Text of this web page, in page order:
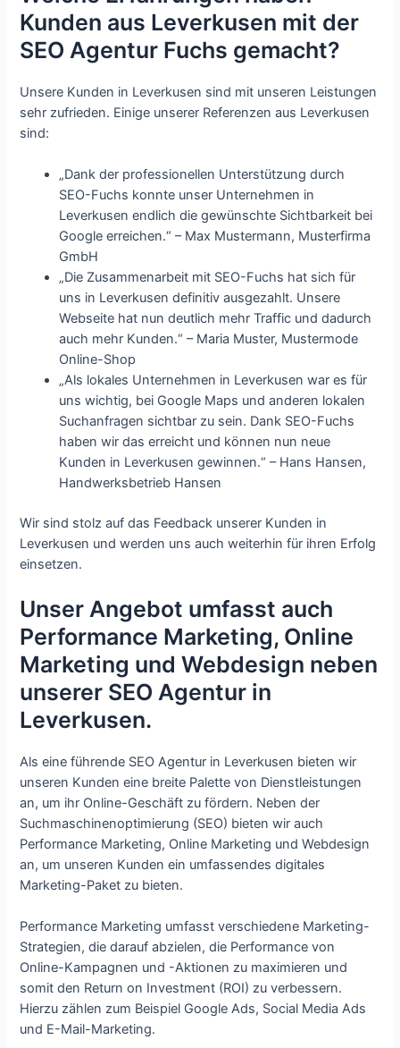
Kunden aus Leverkusen mit der
SEO Agentur Fuchs gemacht?
Unsere Kunden in Leverkusen sind mit unseren Leistungen
sehr zufrieden. Einige unserer Referenzen aus Leverkusen
sind:
„Dank der professionellen Unterstützung durch
SEO-Fuchs konnte unser Unternehmen in
Leverkusen endlich die gewünschte Sichtbarkeit bei
Google erreichen.“ – Max Mustermann, Musterfirma
GmbH
„Die Zusammenarbeit mit SEO-Fuchs hat sich für
uns in Leverkusen definitiv ausgezahlt. Unsere
Webseite hat nun deutlich mehr Traffic und dadurch
auch mehr Kunden.“ – Maria Muster, Mustermode
Online-Shop
„Als lokales Unternehmen in Leverkusen war es für
uns wichtig, bei Google Maps und anderen lokalen
Suchanfragen sichtbar zu sein. Dank SEO-Fuchs
haben wir das erreicht und können nun neue
Kunden in Leverkusen gewinnen.“ – Hans Hansen,
Handwerksbetrieb Hansen
Wir sind stolz auf das Feedback unserer Kunden in
Leverkusen und werden uns auch weiterhin für ihren Erfolg
einsetzen.
Unser Angebot umfasst auch
Performance Marketing, Online
Marketing und Webdesign neben
unserer SEO Agentur in
Leverkusen.
Als eine führende SEO Agentur in Leverkusen bieten wir
unseren Kunden eine breite Palette von Dienstleistungen
an, um ihr Online-Geschäft zu fördern. Neben der
Suchmaschinenoptimierung (SEO) bieten wir auch
Performance Marketing, Online Marketing und Webdesign
an, um unseren Kunden ein umfassendes digitales
Marketing-Paket zu bieten.
Performance Marketing umfasst verschiedene Marketing-
Strategien, die darauf abzielen, die Performance von
Online-Kampagnen und -Aktionen zu maximieren und
somit den Return on Investment (ROI) zu verbessern.
Hierzu zählen zum Beispiel Google Ads, Social Media Ads
und E-Mail-Marketing.